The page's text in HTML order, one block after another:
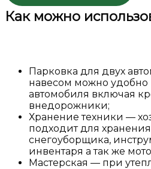
Как можно
Парковка для двух
навесом можно удобно
автомобиля включая
внедорожники;
Хранение техники —
подходит для
снегоуборщика,
инвентаря а так же
Мастерская — при